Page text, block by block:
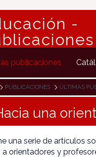
-
publicaciones
PUBLICACIONES ÚLTIMAS
una
una serie de artículos
a orientadores y